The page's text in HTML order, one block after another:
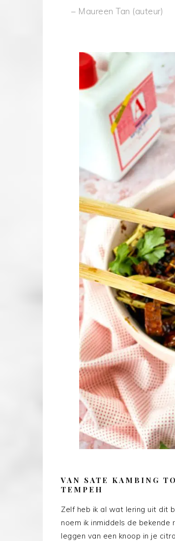
– Maureen Tan (auteur)
VAN SATE KAMBING
TEMPEH
Zelf heb ik al wat lering uit dit
noem ik inmiddels de bekende
leggen van een knoop in je